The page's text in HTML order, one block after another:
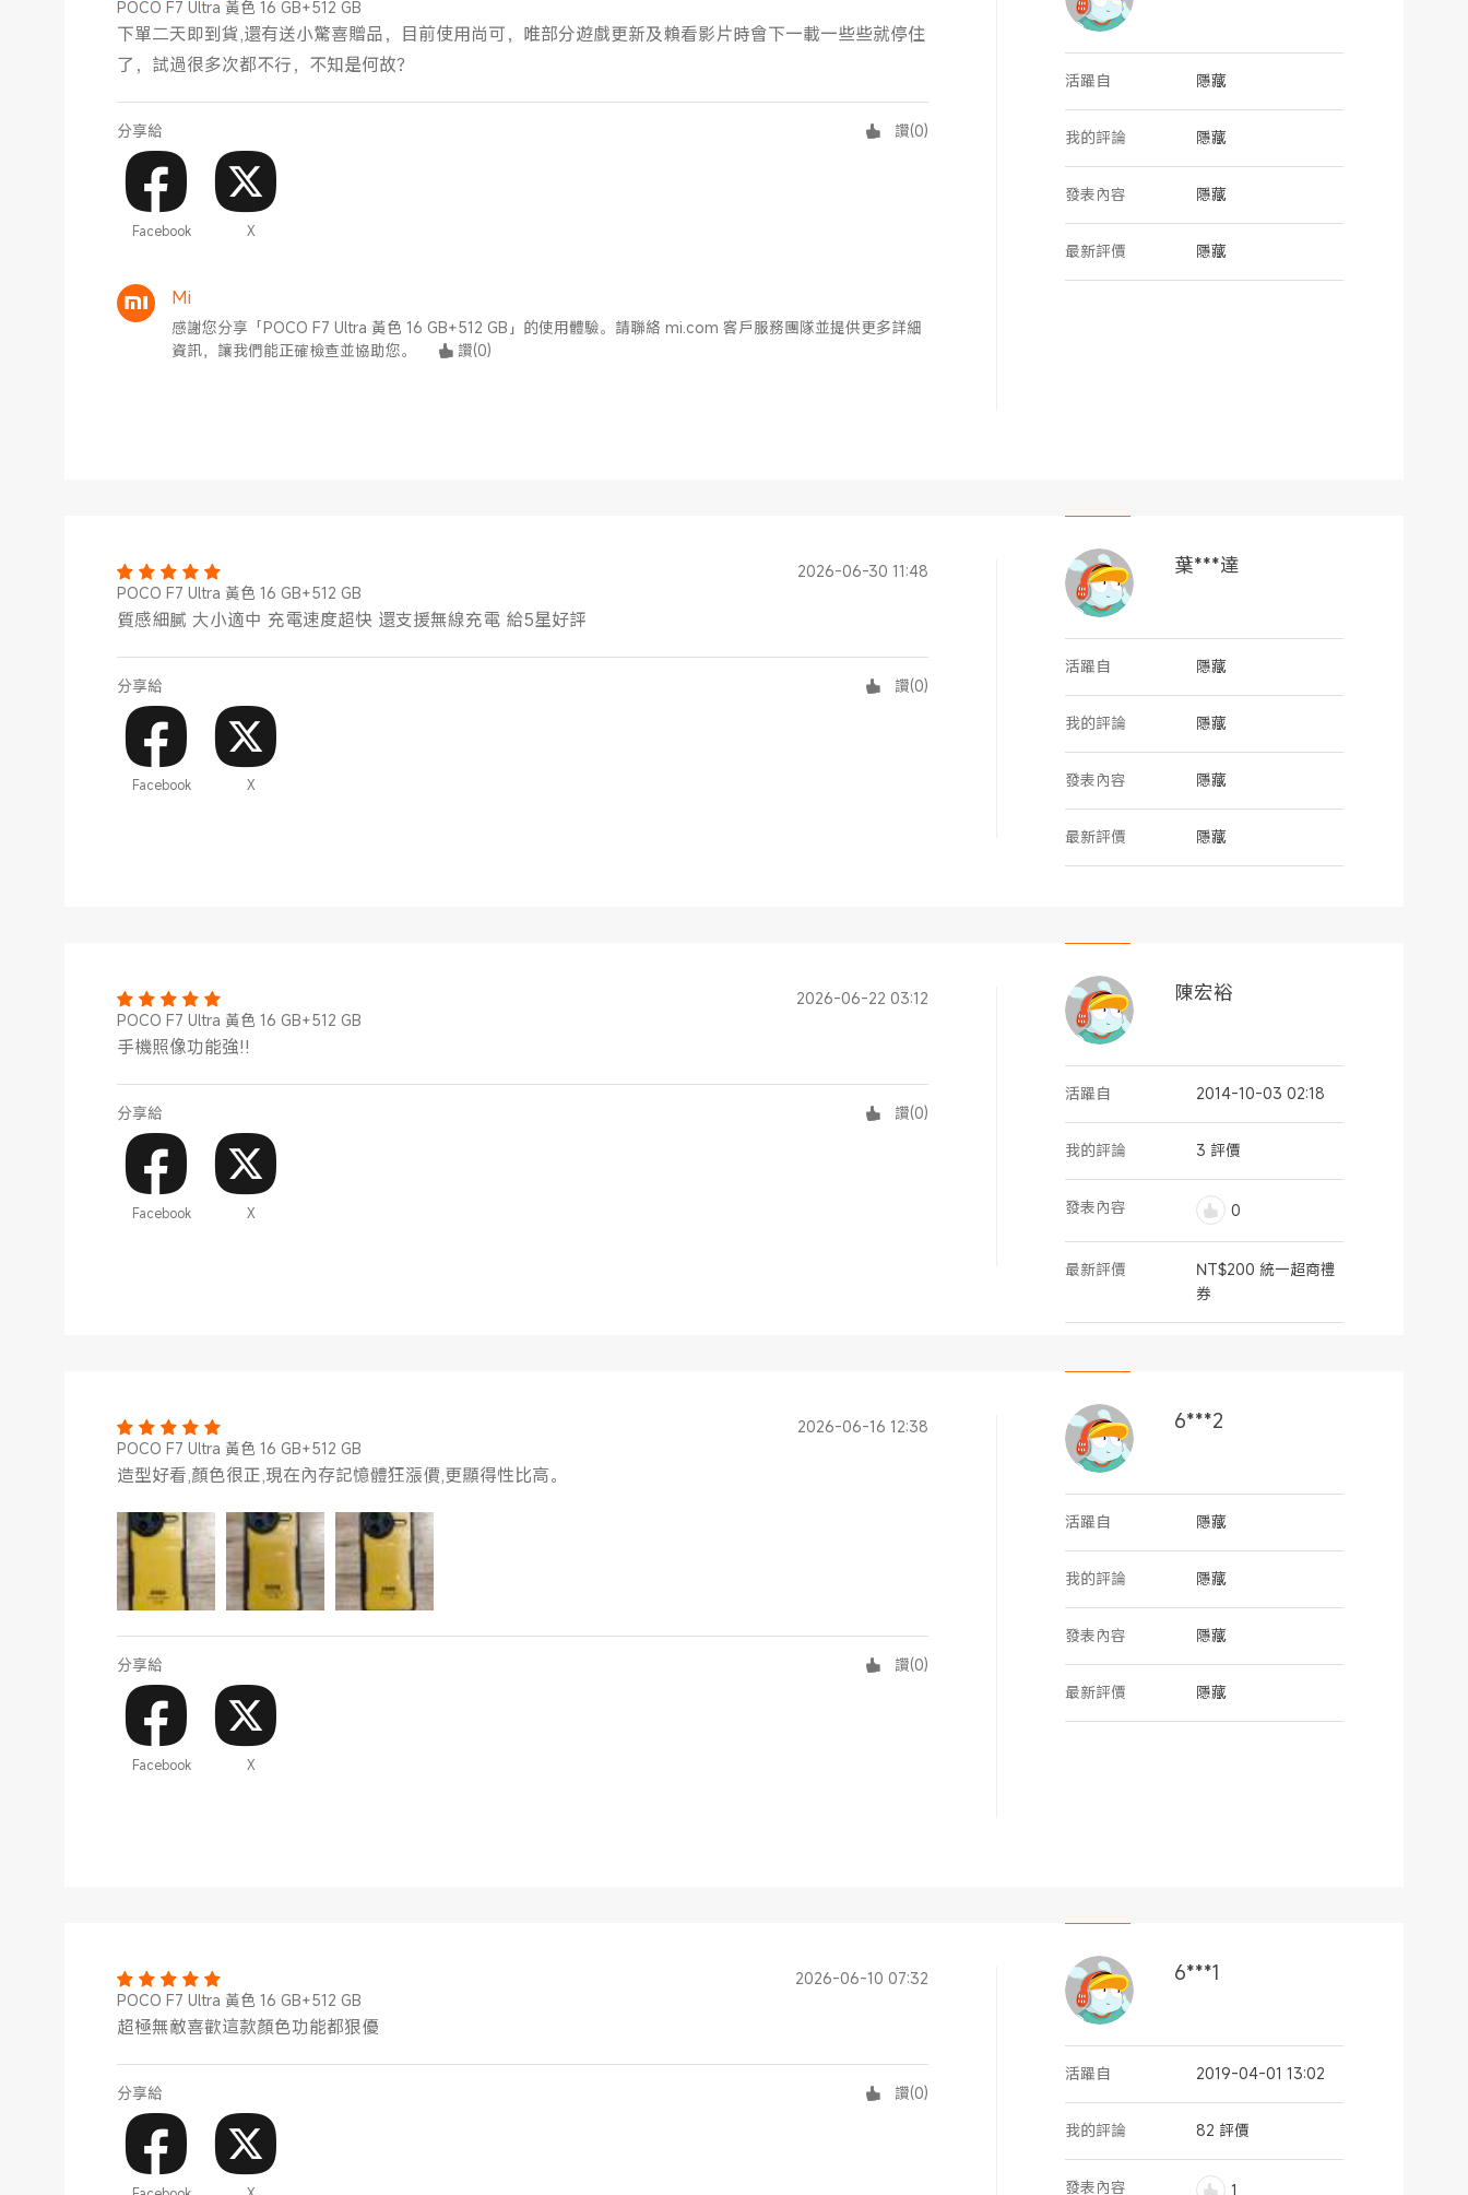
POCO F7 Ultra 黃色 16 GB+512 GB
下單二天即到貨,還有送小驚喜贈品，目前使用尚可，唯部分遊戲更新及賴看影片時會下一載一些些就停住
了，試過很多次都不行，不知是何故？
分享給
Facebook X
讚(0)
Mi
感謝您分享「POCO F7 Ultra 黃色 16 GB+512 GB」的使用體驗。請聯絡 mi.com 客戶服務團隊並提供更多詳細
資訊，讓我們能正確檢查並協助您。
讚(0)
活躍自 隱藏
我的評論 隱藏
發表內容 隱藏
最新評價 隱藏
2026-06-30 11:48
POCO F7 Ultra 黃色 16 GB+512 GB
質感細膩 大小適中 充電速度超快 還支援無線充電 給5星好評
分享給
Facebook X
讚(0)
葉***達
活躍自 隱藏
我的評論 隱藏
發表內容 隱藏
最新評價 隱藏
2026-06-22 03:12
POCO F7 Ultra 黃色 16 GB+512 GB
手機照像功能強!!
分享給
Facebook X
讚(0)
陳宏裕
活躍自 2014-10-03 02:18
我的評論 3 評價
發表內容 0
最新評價
NT$200 統一超商禮
券
2026-06-16 12:38
POCO F7 Ultra 黃色 16 GB+512 GB
造型好看,顏色很正,現在內存記憶體狂漲價,更顯得性比高。
分享給
Facebook X
讚(0)
6***2
活躍自 隱藏
我的評論 隱藏
發表內容 隱藏
最新評價 隱藏
2026-06-10 07:32
POCO F7 Ultra 黃色 16 GB+512 GB
超極無敵喜歡這款顏色功能都狠優
分享給 讚(0)
6***1
活躍自 2019-04-01 13:02
我的評論 82 評價
發表內容 1